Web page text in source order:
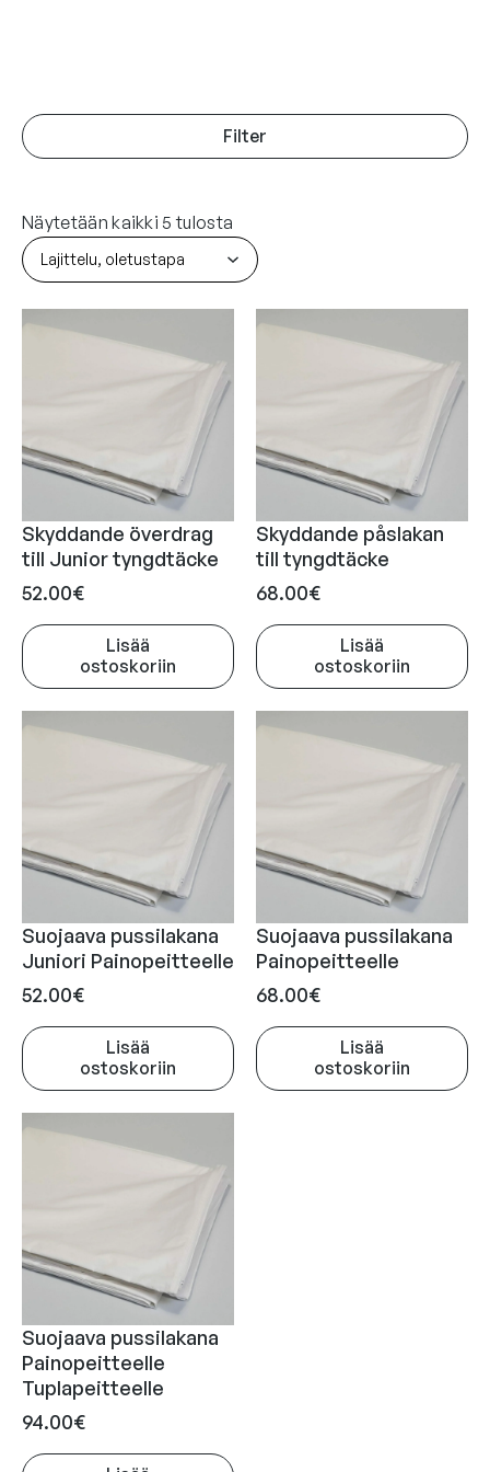
Filter
Näytetään kaikki 5 tulosta
Skyddande överdrag
till Junior tyngdtäcke
52.00€
Lisää
ostoskoriin
Skyddande påslakan
till tyngdtäcke
68.00€
Lisää
ostoskoriin
Suojaava pussilakana
Juniori Painopeitteelle
52.00€
Lisää
ostoskoriin
Suojaava pussilakana
Painopeitteelle
68.00€
Lisää
ostoskoriin
Suojaava pussilakana
Painopeitteelle
Tuplapeitteelle
94.00€